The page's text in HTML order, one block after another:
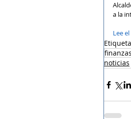
a la
Lee
noticias